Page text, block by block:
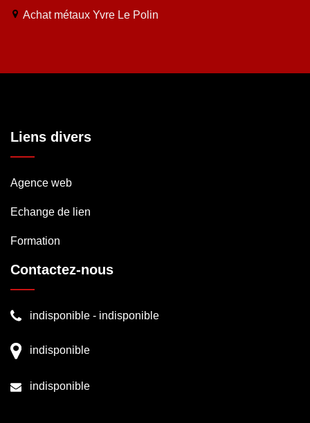
Achat métaux Yvre Le Polin
Liens divers
Agence web
Echange de lien
Formation
Contactez-nous
indisponible - indisponible
indisponible
indisponible